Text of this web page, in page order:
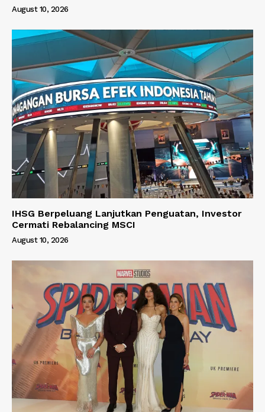
August 10, 2026
IHSG Berpeluang Lanjutkan Penguatan, Investor
Cermati Rebalancing MSCI
August 10, 2026